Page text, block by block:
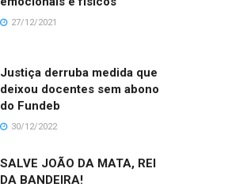
27/12/2021
Justiça derruba medida que
deixou docentes sem abono
do Fundeb
30/12/2022
SALVE JOÃO DA MATA, REI
DA BANDEIRA!